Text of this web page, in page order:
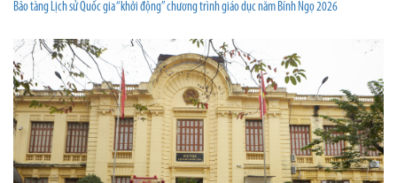
Bảo tàng Lịch sử Quốc gia “khởi động” chương trình giáo dục năm Bính Ngọ 2026